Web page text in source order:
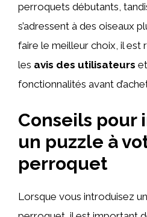
perroquets débutants,
s’adressent à des oiseaux
faire le meilleur choix, il est
les avis des utilisateurs
fonctionnalités avant
Conseils pour
un puzzle à
perroquet
Lorsque vous introduisez un